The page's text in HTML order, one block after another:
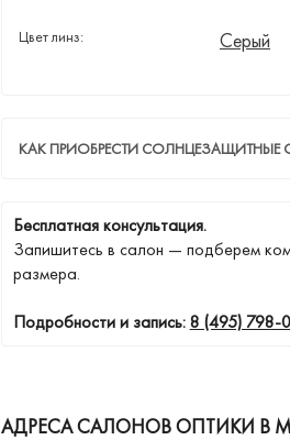
Цвет линз: Серый
КАК ПРИОБРЕСТИ СОЛНЦЕЗАЩИТНЫЕ
Бесплатная консультация.
Запишитесь в салон — подберем
размера.
Подробности и запись:8 (495) 798-
АДРЕСА САЛОНОВ ОПТИКИ В